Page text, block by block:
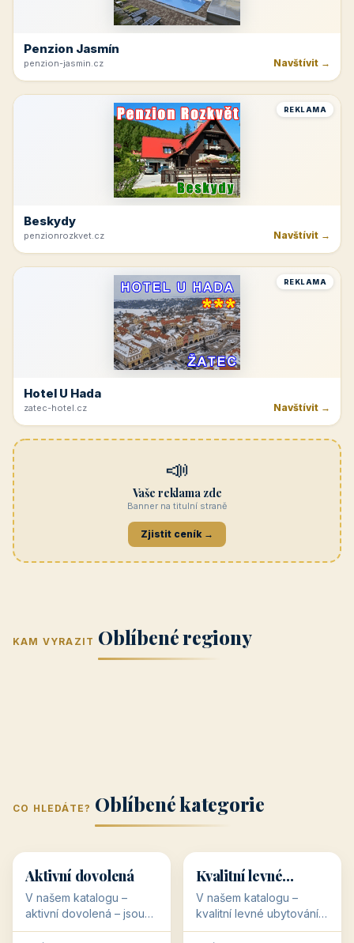
Penzion Jasmín
penzion-jasmin.cz Navštívit →
REKLAMA
Beskydy
penzionrozkvet.cz Navštívit →
REKLAMA
Hotel U Hada
zatec-hotel.cz Navštívit →
📣
Vaše reklama zde
Banner na titulní straně
Zjistit ceník →
KAM VYRAZIT Oblíbené regiony
(Jihomoravský
kraj)
kraj)
Zlínský kraj Žilinský
Karlovarský
Střední Čechy
(Středočeský
CO HLEDÁTE? Oblíbené kategorie
🥾 36 objektů
Aktivní dovolená
V našem katalogu –
aktivní dovolená – jsou
pro Vás připraveny
💰
💰
34 objektů
Kvalitní levné
ubytování
V našem katalogu –
kvalitní levné ubytování –
jsou pro Vás připraveny